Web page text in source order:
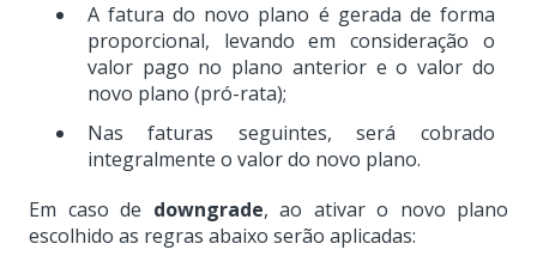
A fatura do novo plano é gerada de forma
proporcional, levando em consideração o
valor pago no plano anterior e o valor do
novo plano (pró-rata);
Nas faturas seguintes, será cobrado
integralmente o valor do novo plano.
Em caso de downgrade, ao ativar o novo plano
escolhido as regras abaixo serão aplicadas: